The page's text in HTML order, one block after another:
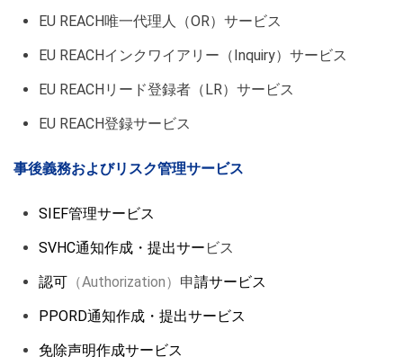
EU REACH唯一代理人（OR）サービス
EU REACHインクワイアリー（Inquiry）サービス
EU REACHリード登録者（LR）サービス
EU REACH登録サービス
事後義務およびリスク管理サービス
SIEF管理サービス
SVHC通知作成・提出サー ビス
認可 （Authorization） 申請サービス
PPORD通知作成・提出サービス
免除声明作成サービス